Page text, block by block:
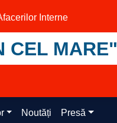
Interne
CEL MARE"
Noutăți Presă